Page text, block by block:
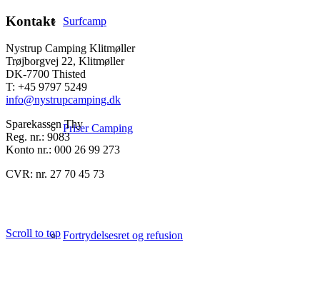
Surfcamp
Priser Camping
Fortrydelsesret og refusion
Kontakt
Nystrup Camping Klitmøller
Trøjborgvej 22, Klitmøller
DK-7700 Thisted
T: +45 9797 5249
info@nystrupcamping.dk
Sparekassen Thy
Reg. nr.: 9083
Konto nr.: 000 26 99 273
CVR: nr. 27 70 45 73
Scroll to top